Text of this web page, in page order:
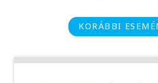
KORÁBBI